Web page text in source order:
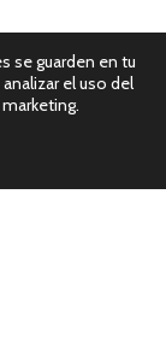
se guarden en tu
el uso del